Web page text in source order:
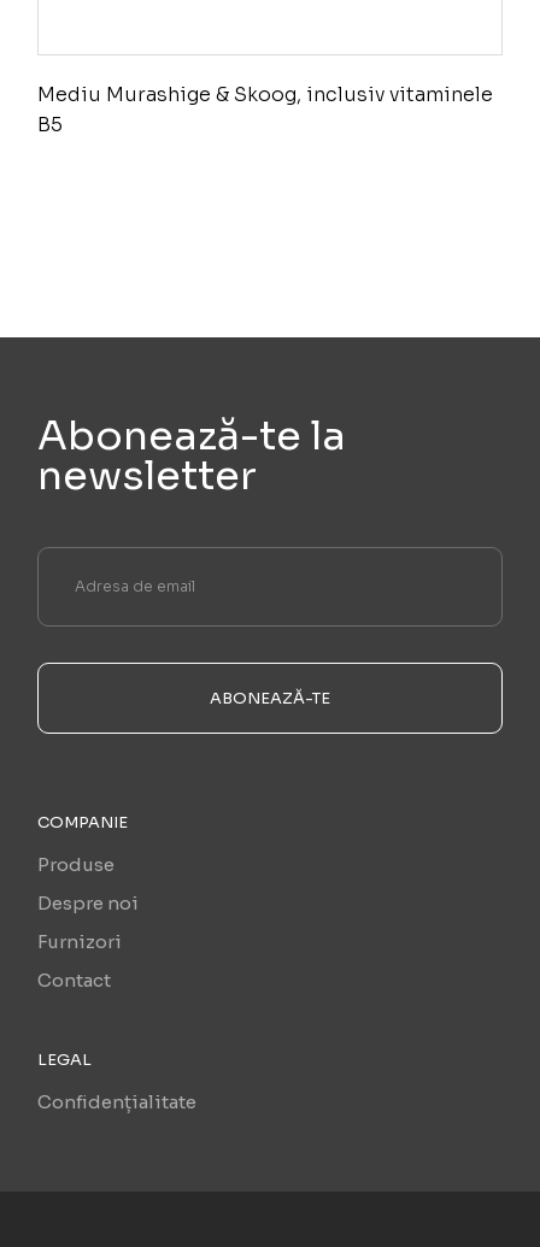
Mediu Murashige & Skoog, inclusiv vitaminele
B5
Abonează-te la
newsletter
ABONEAZĂ-TE
COMPANIE
Produse
Despre noi
Furnizori
Contact
LEGAL
Confidențialitate